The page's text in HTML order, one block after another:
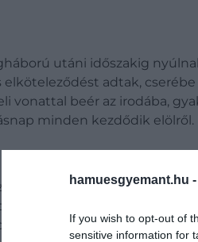
hamuesgyemant.hu -
If you wish to opt-out of
sensitive information for
utáni időszakig
elköteleződést adtak, cserébe
vonattal beér az irodába,
minden kezdődik
működőképes volt,
azonban már korán
a túlzott munkaterheléshez.